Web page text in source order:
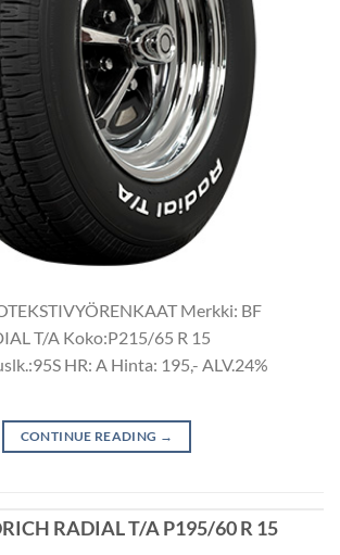
Merkki: BF
T/A Koko:P215/65 R 15
HR: A Hinta: 195,- ALV.24%
CONTINUE READING →
RADIAL T/A P195/60 R 15